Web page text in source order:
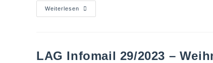
Weiterlesen
LAG Infomail 29/2023 –